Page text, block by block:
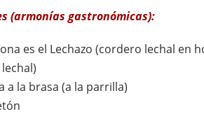
(armonías gastronómicas):
es el Lechazo (cordero lechal en
a la brasa (a la parrilla)